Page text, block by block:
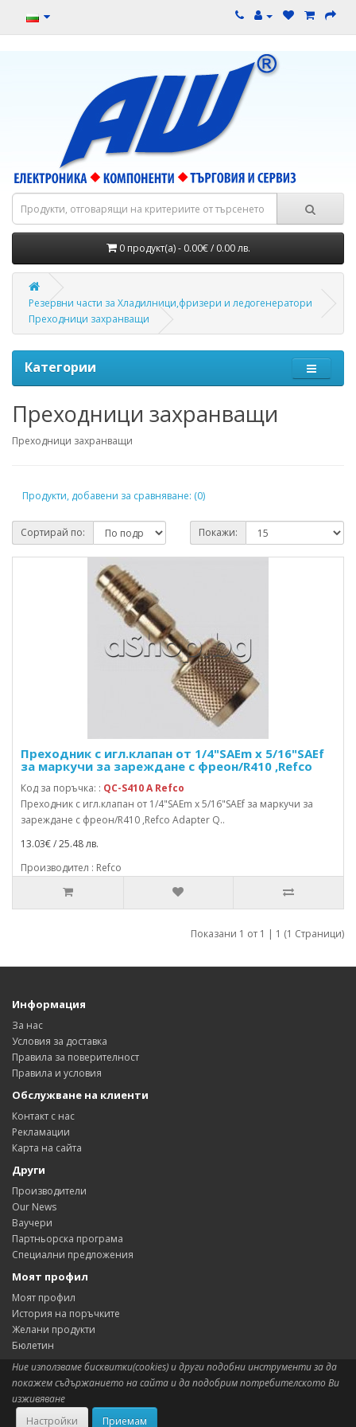
0 продукт(а) - 0.00€ / 0.00 лв.
Резервни части за Хладилници,фризери и ледогенератори
Преходници захранващи
Категории
Преходници захранващи
Преходници захранващи
Продукти, добавени за сравняване: (0)
Сортирай по: Покажи:
Преходник с игл.клапан от 1/4"SAEm x 5/16"SAEf
за маркучи за зареждане с фреон/R410 ,Refco
Код за поръчка: : QC-S410 A Refco
Преходник с игл.клапан от 1/4"SAEm x 5/16"SAEf за маркучи за
зареждане с фреон/R410 ,Refco Adapter Q..
13.03€ / 25.48 лв.
Производител : Refco
Показани 1 от 1 | 1 (1 Страници)
Информация
За нас
Условия за доставка
Правила за поверителност
Правила и условия
Обслужване на клиенти
Контакт с нас
Рекламации
Карта на сайта
Други
Производители
Our News
Ваучери
Партньорска програма
Специални предложения
Моят профил
Моят профил
История на поръчките
Желани продукти
Бюлетин
Сиситема:OpenCart
aShop.BG © 2026
Ние използваме бисквитки(cookies) и други подобни инструменти за да
покажем съдържанието на сайта и да подобрим потребителското Ви
изживяване
Настройки
Приемам